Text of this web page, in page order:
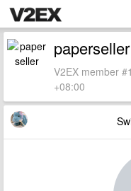
paperseller
V2EX member
+08:00